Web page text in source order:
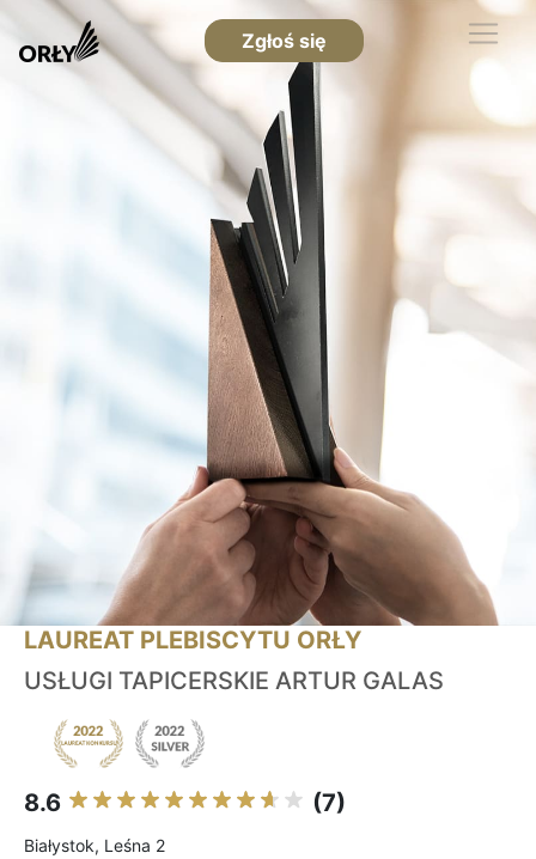
Zgłoś się
LAUREAT PLEBISCYTU ORŁY
USŁUGI TAPICERSKIE ARTUR GALAS
8.6 (7)
Białystok, Leśna 2